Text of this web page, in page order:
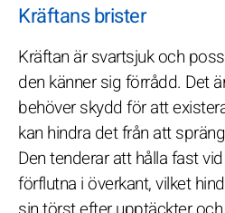
Kräftans brister
Kräftan är svartsjuk och
den känner sig förrådd. Det
behöver skydd för att
kan hindra det från att
Den tenderar att hålla fast
förflutna i överkant, vilket